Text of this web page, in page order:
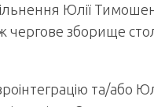
Юлії
чергове зборище
та/або